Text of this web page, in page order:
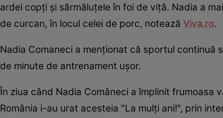
ardei copți și sărmăluțele în foi de viță. Nadia a
de curcan, în locul celei de porc, notează Viva.ro.
Nadia Comaneci a menționat că sportul continuă
de minute de antrenament ușor.
În ziua când Nadia Comâneci a împlinit
România i-au urat acesteia "La mulți ani!", prin